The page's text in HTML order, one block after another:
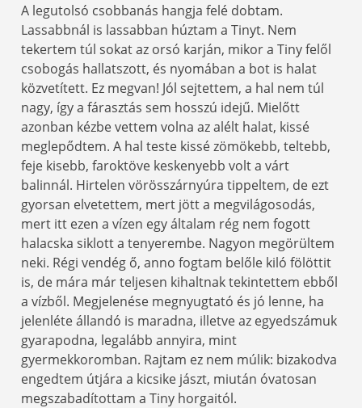
A legutolsó csobbanás hangja felé dobtam.
Lassabbnál is lassabban húztam a Tinyt. Nem
tekertem túl sokat az orsó karján, mikor a Tiny felől
csobogás hallatszott, és nyomában a bot is halat
közvetített. Ez megvan! Jól sejtettem, a hal nem túl
nagy, így a fárasztás sem hosszú idejű. Mielőtt
azonban kézbe vettem volna az alélt halat, kissé
meglepődtem. A hal teste kissé zömökebb, teltebb,
feje kisebb, faroktöve keskenyebb volt a várt
balinnál. Hirtelen vörösszárnyúra tippeltem, de ezt
gyorsan elvetettem, mert jött a megvilágosodás,
mert itt ezen a vízen egy általam rég nem fogott
halacska siklott a tenyerembe. Nagyon megörültem
neki. Régi vendég ő, anno fogtam belőle kiló fölöttit
is, de mára már teljesen kihaltnak tekintettem ebből
a vízből. Megjelenése megnyugtató és jó lenne, ha
jelenléte állandó is maradna, illetve az egyedszámuk
gyarapodna, legalább annyira, mint
gyermekkoromban. Rajtam ez nem múlik: bizakodva
engedtem útjára a kicsike jászt, miután óvatosan
megszabadítottam a Tiny horgaitól.